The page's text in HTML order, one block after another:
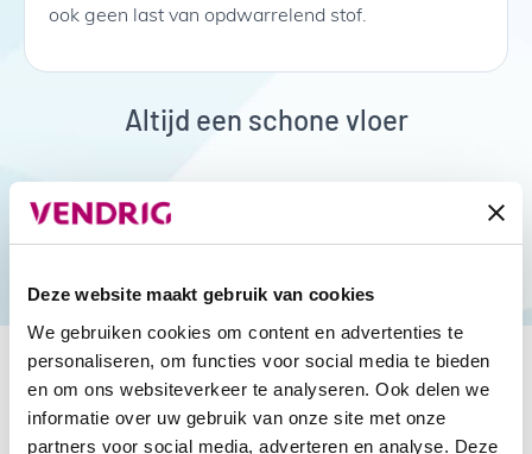
Deze website maakt gebruik van cookies
We gebruiken cookies om content en advertenties te
personaliseren, om functies voor social media te bieden
en om ons websiteverkeer te analyseren. Ook delen we
informatie over uw gebruik van onze site met onze
partners voor social media, adverteren en analyse. Deze
ook geen last van opdwarrelend stof.
Altijd een schone vloer